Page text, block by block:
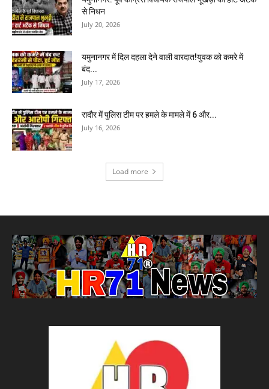
से निधन
July 20, 2026
यमुनानगर में दिल दहला देने वाली वारदात!युवक को कमरे में
बंद...
July 17, 2026
रादौर में पुलिस टीम पर हमले के मामले में 6 और...
July 16, 2026
Load more